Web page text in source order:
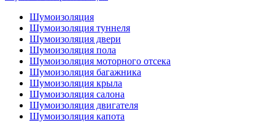
Шумоизоляция
Шумоизоляция туннеля
Шумоизоляция двери
Шумоизоляция пола
Шумоизоляция моторного отсека
Шумоизоляция багажника
Шумоизоляция крыла
Шумоизоляция салона
Шумоизоляция двигателя
Шумоизоляция капота